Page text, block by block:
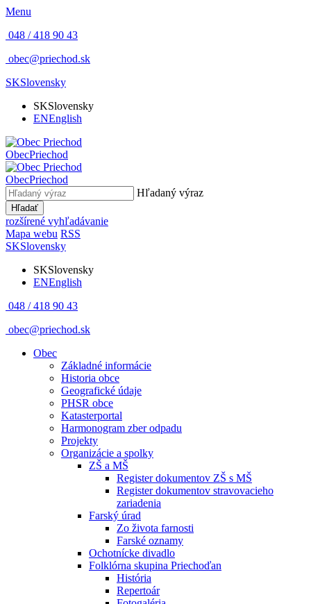
Menu
048 / 418 90 43
obec@priechod.sk
SKSlovensky
SKSlovensky
ENEnglish
ObecPriechod
ObecPriechod
Hľadaný výraz
Hľadať
rozšírené vyhľadávanie
Mapa webu RSS
SKSlovensky
SKSlovensky
ENEnglish
048 / 418 90 43
obec@priechod.sk
Obec
Základné informácie
Historia obce
Geografické údaje
PHSR obce
Katasterportal
Harmonogram zber odpadu
Projekty
Organizácie a spolky
ZŠ a MŠ
Register dokumentov ZŠ s MŠ
Register dokumentov stravovacieho
zariadenia
Farský úrad
Zo života farnosti
Farské oznamy
Ochotnícke divadlo
Folklórna skupina Priechoďan
História
Repertoár